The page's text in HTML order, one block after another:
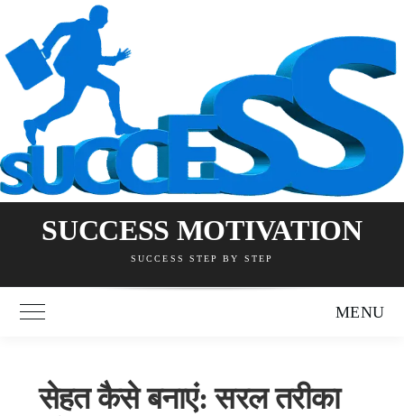
content
SUCCESS MOTIVATION
SUCCESS STEP BY STEP
Toggle Main Menu MENU
सेहत कैसे बनाएं: सरल तरीका